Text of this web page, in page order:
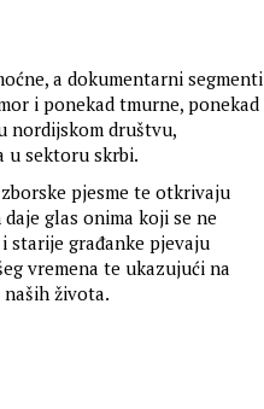
a dokumentarni segmenti
i ponekad tmurne, ponekad
nordijskom društvu,
u sektoru skrbi.
pjesme te otkrivaju
glas onima koji se ne
starije građanke pjevaju
vremena te ukazujući na
života.